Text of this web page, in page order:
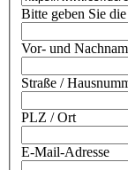
Bitte geben Sie
Vor- und
Straße /
PLZ / Ort
E-Mail-Adresse